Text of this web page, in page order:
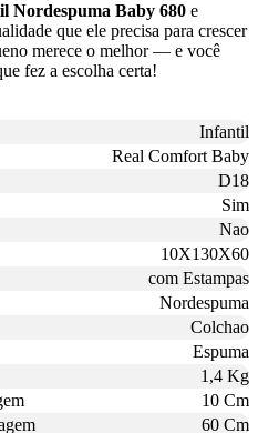
Nordespuma Baby 680 e
que ele precisa para crescer
merece o melhor — e você
fez a escolha certa!
Infantil
Real Comfort Baby
D18
Sim
Nao
10X130X60
com Estampas
Nordespuma
Colchao
Espuma
1,4 Kg
10 Cm
60 Cm